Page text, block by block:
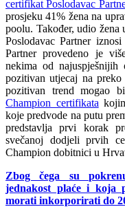
certifikat Poslodavac
prosjeku 41% žena na
poolu. Također, udio žena
Poslodavac Partner
Partner provedeno je
nekima od najuspješnijih
pozitivan utjecaj na
pozitivan trend mogao
Champion certifikata
koje predvode na putu
predstavlja prvi korak
svečanoj dodjeli prvih
Champion dobitnici u
Zbog čega su
jednakost plaće i koja
morati inkorporirati do